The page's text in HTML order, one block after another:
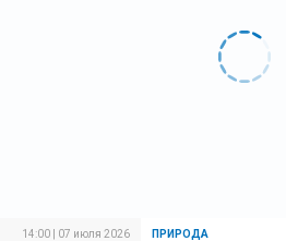
14:00 | 07 июля 2026 ПРИРОДА